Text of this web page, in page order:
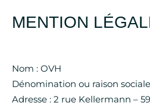
MENTION
Nom : OVH
Dénomination ou raison
Adresse : 2 rue Kellermann –